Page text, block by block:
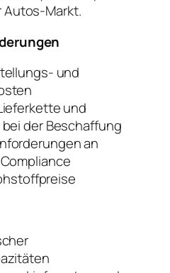
Autos-Markt.
und
und
der Beschaffung
an